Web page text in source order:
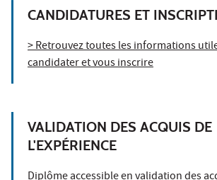
CANDIDATURES ET
> Retrouvez toutes les informations
candidater et vous inscrire
VALIDATION DES ACQUIS DE
L'EXPÉRIENCE